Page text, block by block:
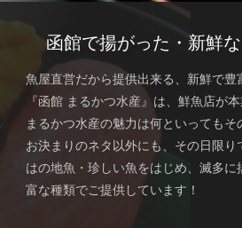
函館で揚がった・新鮮
魚屋直営だから提供出来る、新鮮で豊
『函館 まるかつ水産』は、鮮魚店が
まるかつ水産の魅力は何といってもそ
お決まりのネタ以外にも、その日限
はの地魚・珍しい魚をはじめ、滅多に
富な種類でご提供しています！